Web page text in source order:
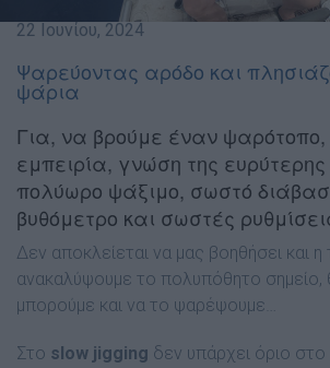
22 Ιουνίου, 2024
Ψαρεύοντας αρόδο και
ψάρια
Για, να βρούμε έναν ψαρότοπο,
εμπειρία, γνώση της ευρύτερης
πολύωρο ψάξιμο, σωστό
βυθόμετρο και σωστές
Δεν αποκλείεται να μας βοηθήσει και
ανακαλύψουμε το πολυπόθητο σημείο,
μπορούμε και να το ψαρέψουμε…
Στο slow jigging δεν υπάρχει όριο